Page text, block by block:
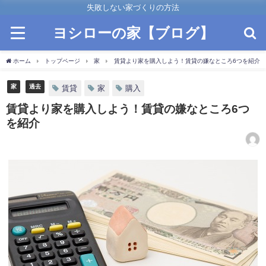
失敗しない家づくりの方法
ヨシローの家【ブログ】
ホーム トップページ 家 賃貸より家を購入しよう！賃貸の嫌なところ6つを紹介
家 過去 賃貸 家 購入
賃貸より家を購入しよう！賃貸の嫌なところ6つ
を紹介